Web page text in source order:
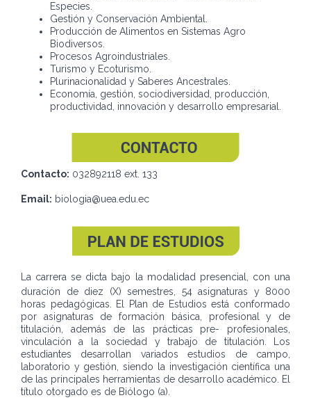
Especies.
Gestión y Conservación Ambiental.
Producción de Alimentos en Sistemas Agro
Biodiversos.
Procesos Agroindustriales.
Turismo y Ecoturismo.
Plurinacionalidad y Saberes Ancestrales.
Economía, gestión, sociodiversidad, producción,
productividad, innovación y desarrollo empresarial.
Contacto: 032892118 ext. 133
Email: biologia@uea.edu.ec
La carrera se dicta bajo la modalidad presencial, con una
duración de diez (X) semestres, 54 asignaturas y 8000
horas pedagógicas. El Plan de Estudios está conformado
por asignaturas de formación básica, profesional y de
titulación, además de las prácticas pre- profesionales,
vinculación a la sociedad y trabajo de titulación. Los
estudiantes desarrollan variados estudios de campo,
laboratorio y gestión, siendo la investigación científica una
de las principales herramientas de desarrollo académico. El
título otorgado es de Biólogo (a).